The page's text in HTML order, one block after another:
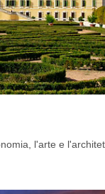
l'arte e